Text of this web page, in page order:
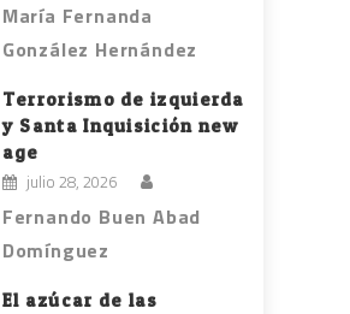
María Fernanda
González Hernández
Terrorismo de izquierda
y Santa Inquisición new
age
julio 28, 2026
Fernando Buen Abad
Domínguez
El azúcar de las